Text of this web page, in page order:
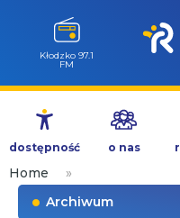
Przejdź
treści
Wołów 99.6
FM
dostępność o nas
Home
»
Archiwum